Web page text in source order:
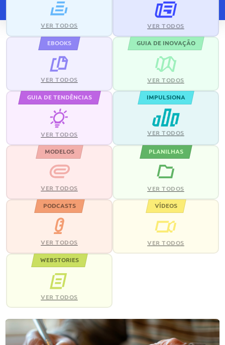
VER TODOS VER TODOS
EBOOKS
VER TODOS
GUIA DE INOVAÇÃO
VER TODOS
GUIA DE TENDÊNCIAS
VER TODOS
IMPULSIONA
VER TODOS
MODELOS
VER TODOS
PLANILHAS
VER TODOS
PODCASTS
VER TODOS
VÍDEOS
VER TODOS
WEBSTORIES
VER TODOS